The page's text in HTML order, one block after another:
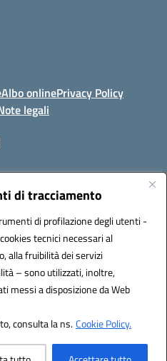
di tracciamento
di profilazione degli utenti -
tecnici necessari al
alla fruibilità dei servizi
– sono utilizzati, inoltre,
messi a disposizione da Web
consulta la ns.Cookie Policy.
Albo onlinePrivacy Policy
legali
BARH04000D@pec.istruzione.it
by 3D Solution S.r.l.
by Designers Italia